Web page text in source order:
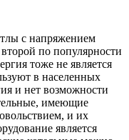
с напряжением
по популярности
тоже не является
в населенных
и нет возможности
имеющие
и их
является